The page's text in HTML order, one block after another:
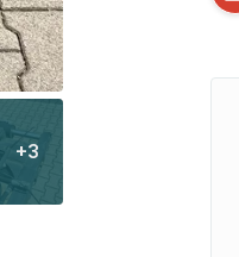
+3